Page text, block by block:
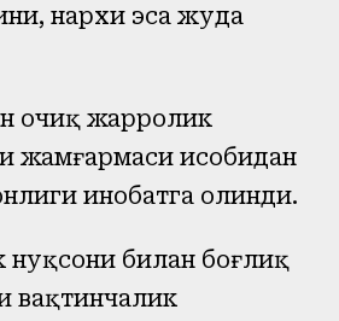
нархи эса жуда
очиқ жарроҳлик
жамғармаси ҳисобидан
инобатга олинди.
билан боғлиқ
вақтинчалик